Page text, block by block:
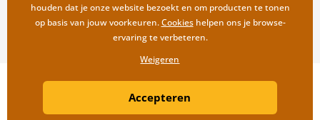
Copyright ©2019 © Dovido.nl.
Litvanyi.sk| Webshop ontwikkeld door
houden dat je onze website bezoekt en om producten te tonen
op basis van jouw voorkeuren.Cookieshelpen ons je browse-
ervaring te verbeteren.
Weigeren
Accepteren